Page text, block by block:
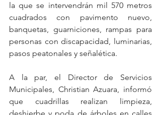
la que se intervendrán mil 570 metros
cuadrados con pavimento nuevo,
banquetas, guarniciones, rampas para
personas con discapacidad, luminarias,
pasos peatonales y señalética.
A la par, el Director de Servicios
Municipales, Christian Azuara, informó
que cuadrillas realizan limpieza,